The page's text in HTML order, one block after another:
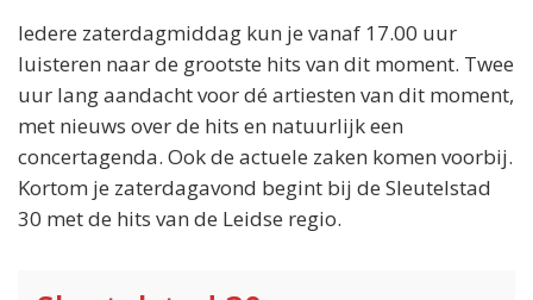
Iedere zaterdagmiddag kun je vanaf 17.00 uur
luisteren naar de grootste hits van dit moment. Twee
uur lang aandacht voor dé artiesten van dit moment,
met nieuws over de hits en natuurlijk een
concertagenda. Ook de actuele zaken komen voorbij.
Kortom je zaterdagavond begint bij de Sleutelstad
30 met de hits van de Leidse regio.